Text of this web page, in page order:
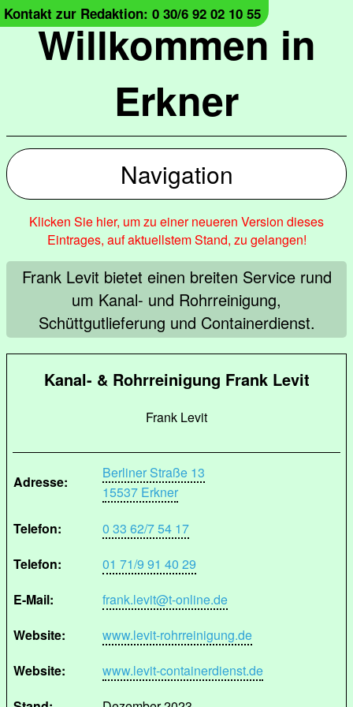
Willkommen in
Erkner
Kontakt zur Redaktion: 0 30/6 92 02 10 55
Navigation
Klicken Sie hier, um zu einer neueren Version dieses
Eintrages, auf aktuellstem Stand, zu gelangen!
Frank Levit bietet einen breiten Service rund
um Kanal- und Rohrreinigung,
Schüttgutlieferung und Containerdienst.
Kanal- & Rohrreinigung Frank Levit
Frank Levit
Adresse:
Berliner Straße 13
15537 Erkner
Telefon:
0 33 62/7 54 17
Telefon:
01 71/9 91 40 29
E-Mail:
frank.levit@t-online.de
Website:
www.levit-rohrreinigung.de
Website:
www.levit-containerdienst.de